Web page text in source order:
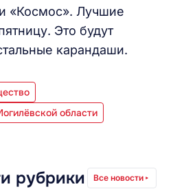
«Космос». Лучшие
Это будут
карандаши.
области
рубрики Все новости